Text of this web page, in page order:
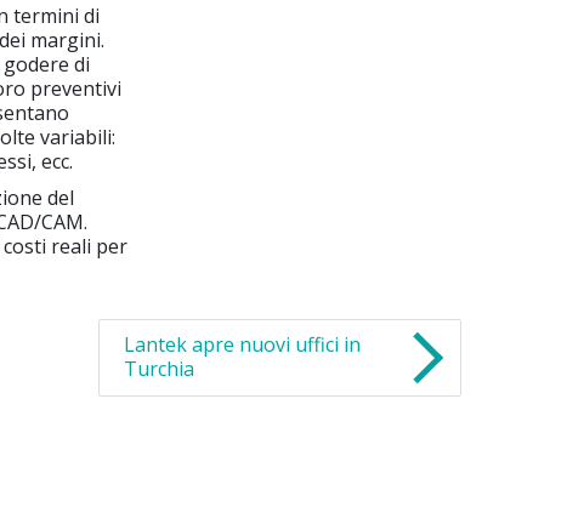
termini di
margini.
di
preventivi
variabili:
ecc.
del
CAM.
reali per
Lantek apre nuovi uffici in
Turchia